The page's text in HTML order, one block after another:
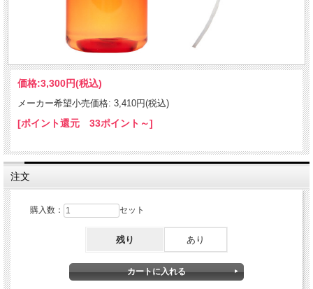
価格:3,300円(税込)
メーカー希望小売価格: 3,410円(税込)
[ポイント還元 33ポイント～]
注文
購入数： セット
残り あり